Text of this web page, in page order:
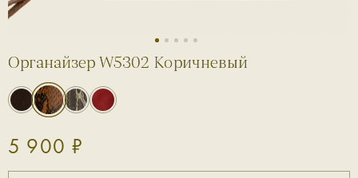
1 2 3 4 5
Органайзер W5302 Коричневый
5 900 ₽